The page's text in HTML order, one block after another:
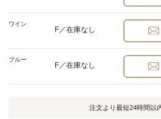
ワイン
F／在庫なし
ブルー
F／在庫なし
注文より最短24時間以